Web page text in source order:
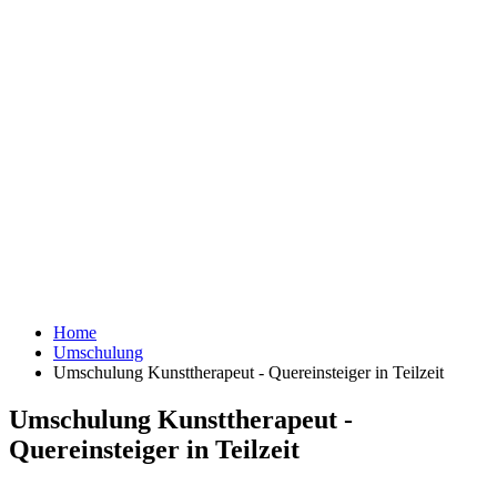
Home
Umschulung
Umschulung Kunsttherapeut - Quereinsteiger in Teilzeit
Umschulung Kunsttherapeut -
Quereinsteiger in Teilzeit